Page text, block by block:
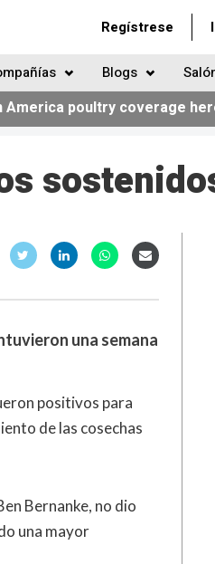
Regístrese
Blogs
America poultry coverage
una semana
positivos para
de las cosechas
Bernanke, no dio
una mayor